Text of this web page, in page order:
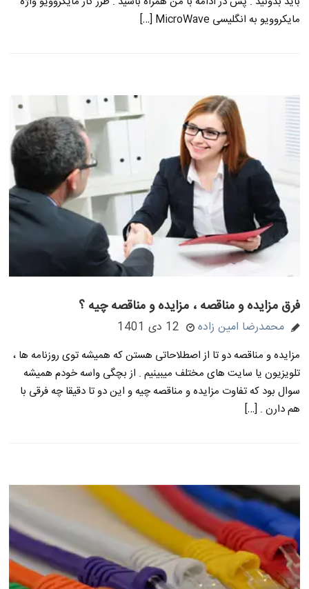
مایکروویو به انگلیسی MicroWave […]
فرق مزایده و مناقصه ، مزایده و مناقصه چیه ؟
محمدرضا امین زاده 12 دی 1401
مزایده و مناقصه دو تا از اصطلاحاتی هستن که همیشه توی روزنامه ها ،
تلویزیون یا سایت های مختلف میبینیم . از بچگی واسه خودم همیشه
سوال بود که تفاوت مزایده و مناقصه چیه و این دو تا دقیقا چه فرقی با
هم دارن . […]